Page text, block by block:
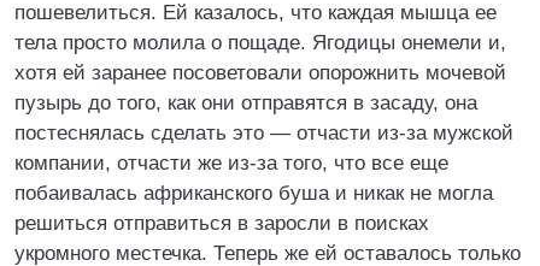
пошевелиться. Ей казалось, что каждая мышца ее
тела просто молила о пощаде. Ягодицы онемели и,
хотя ей заранее посоветовали опорожнить мочевой
пузырь до того, как они отправятся в засаду, она
постеснялась сделать это — отчасти из-за мужской
компании, отчасти же из-за того, что все еще
побаивалась африканского буша и никак не могла
решиться отправиться в заросли в поисках
укромного местечка. Теперь же ей оставалось только